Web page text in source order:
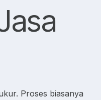
Proses biasanya